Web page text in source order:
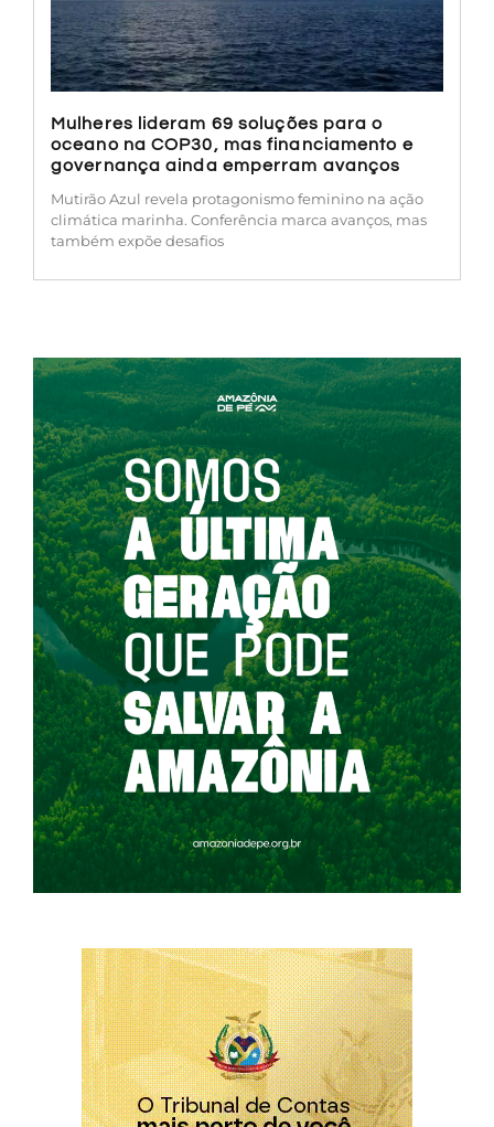
Mulheres lideram 69 soluções para o
oceano na COP30, mas financiamento e
governança ainda emperram avanços
Mutirão Azul revela protagonismo feminino na ação
climática marinha. Conferência marca avanços, mas
também expõe desafios